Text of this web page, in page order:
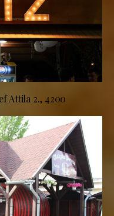
Attila 2., 4200